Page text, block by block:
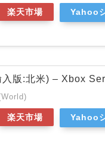
楽天市場 Yahoo
版:北米) – Xbox
楽天市場 Yahoo